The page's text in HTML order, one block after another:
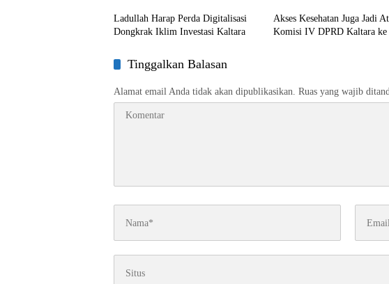
Ladullah Harap Perda Digitalisasi
Dongkrak Iklim Investasi Kaltara
Akses Kesehatan Juga Jadi
Komisi IV DPRD Kaltara ke
Tinggalkan Balasan
Alamat email Anda tidak akan dipublikasikan. Ruas yang wajib